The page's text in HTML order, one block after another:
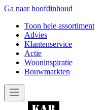
Ga naar hoofdinhoud
Toon hele assortiment
Advies
Klantenservice
Actie
Wooninspiratie
Bouwmarkten